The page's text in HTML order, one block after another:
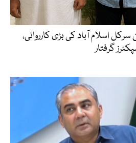
اسلام آباد کی بڑی کارروائی،
گرفتار